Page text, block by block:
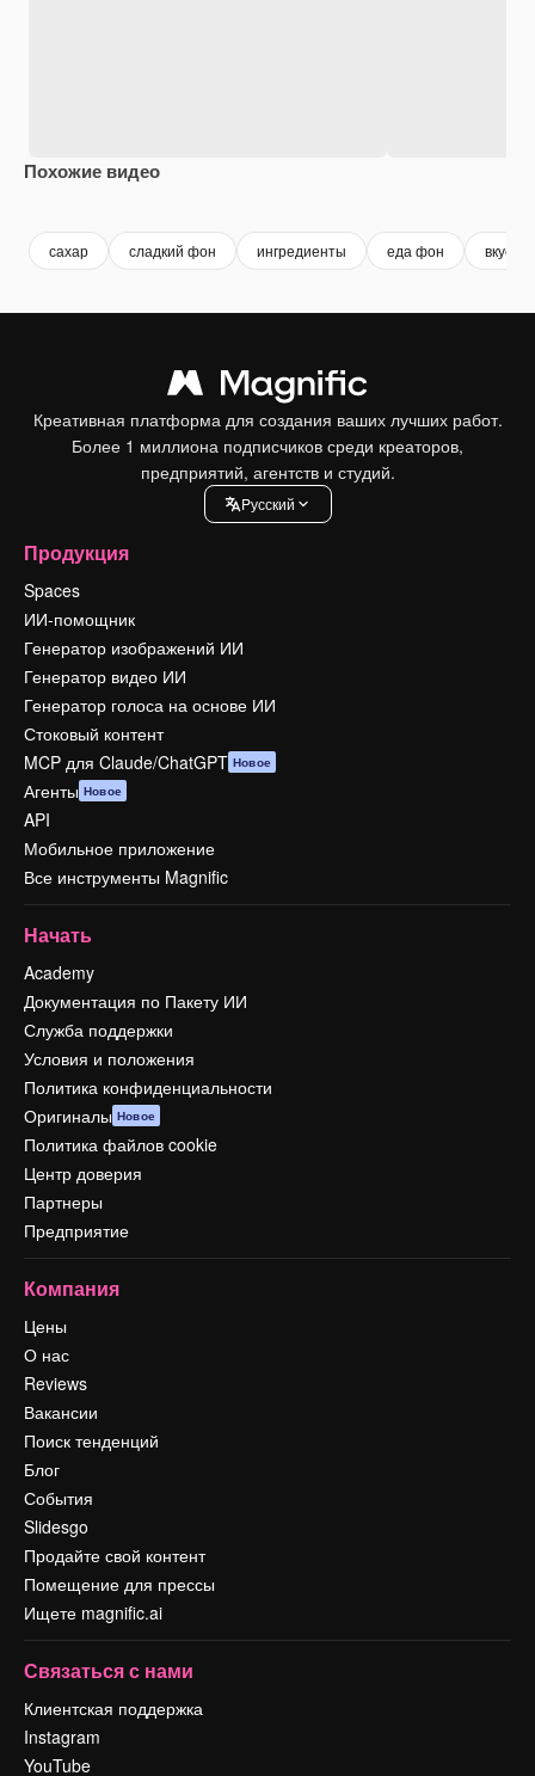
Похожие видео
сахар сладкий фон ингредиенты еда фон вкусно
Креативная платформа для создания ваших лучших работ.
Более 1 миллиона подписчиков среди креаторов,
предприятий, агентств и студий.
Pусский
Продукция
Spaces
ИИ-помощник
Генератор изображений ИИ
Генератор видео ИИ
Генератор голоса на основе ИИ
Стоковый контент
MCP для Claude/ChatGPT Новое
Агенты Новое
API
Мобильное приложение
Все инструменты Magnific
Начать
Academy
Документация по Пакету ИИ
Служба поддержки
Условия и положения
Политика конфиденциальности
Оригиналы Новое
Политика файлов cookie
Центр доверия
Партнеры
Предприятие
Компания
Цены
О нас
Reviews
Вакансии
Поиск тенденций
Блог
События
Slidesgo
Продайте свой контент
Помещение для прессы
Ищете magnific.ai
Связаться с нами
Клиентская поддержка
Instagram
YouTube